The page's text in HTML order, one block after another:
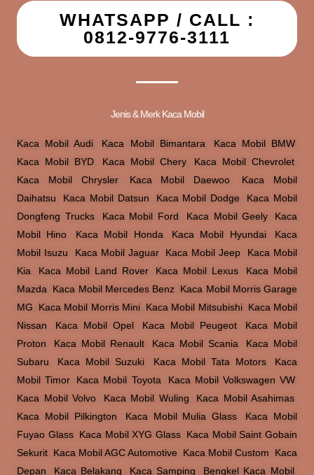
WHATSAPP / CALL :
0812-9776-3111
Jenis & Merk Kaca Mobil
Kaca Mobil Audi Kaca Mobil Bimantara Kaca Mobil BMW,
Kaca Mobil BYD
Kaca Mobil Chery, Kaca Mobil Chevrolet
Kaca Mobil Chrysler, Kaca Mobil Daewoo
Kaca Mobil
Daihatsu
Kaca Mobil Datsun Kaca Mobil Dodge
Kaca Mobil
Dongfeng Trucks, Kaca Mobil Ford Kaca Mobil Geely, Kaca
Mobil Hino
Kaca Mobil Honda Kaca Mobil Hyundai, Kaca
Mobil Isuzu
Kaca Mobil Jaguar, Kaca Mobil Jeep
Kaca Mobil
Kia
Kaca Mobil Land Rover, Kaca Mobil Lexus
Kaca Mobil
Mazda
Kaca Mobil Mercedes Benz Kaca Mobil Morris Garage
MG
Kaca Mobil Morris Mini, Kaca Mobil Mitsubishi, Kaca Mobil
Nissan
Kaca Mobil Opel Kaca Mobil Peugeot
Kaca Mobil
Proton
Kaca Mobil Renault Kaca Mobil Scania
Kaca Mobil
Subaru
Kaca Mobil Suzuki Kaca Mobil Tata Motors, Kaca
Mobil Timor, Kaca Mobil Toyota Kaca Mobil Volkswagen VW,
Kaca Mobil Volvo
Kaca Mobil Wuling Kaca Mobil Asahimas
Kaca Mobil Pilkington
Kaca Mobil Mulia Glass
Kaca Mobil
Fuyao Glass, Kaca Mobil XYG Glass, Kaca Mobil Saint Gobain
Sekurit Kaca Mobil AGC Automotive Kaca Mobil Custom
Kaca
Depan
Kaca Belakang Kaca Samping Bengkel Kaca Mobil